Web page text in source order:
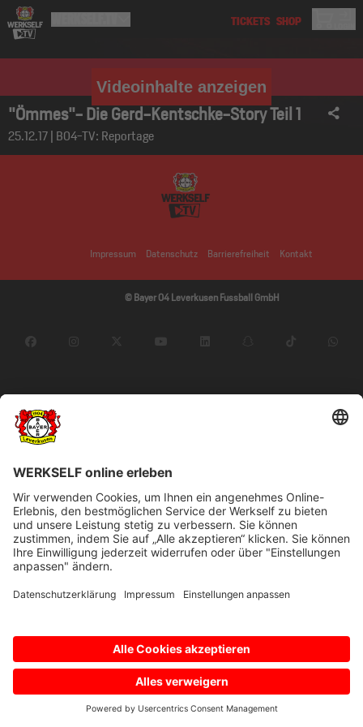
Videoinhalte anzeigen
"Ömmes"- Die Gerd-Kentschke-Story Teil 1
25.12.17 | B04-TV: Reportage
Impressum Datenschutz Barrierefreiheit Kontakt
© Bayer 04 Leverkusen Fussball GmbH